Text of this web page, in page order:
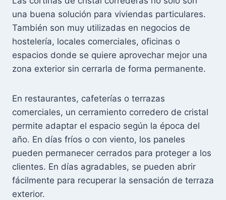
una buena solución para viviendas particulares.
También son muy utilizadas en negocios de
hostelería, locales comerciales, oficinas o
espacios donde se quiere aprovechar mejor una
zona exterior sin cerrarla de forma permanente.
En restaurantes, cafeterías o terrazas
comerciales, un cerramiento corredero de cristal
permite adaptar el espacio según la época del
año. En días fríos o con viento, los paneles
pueden permanecer cerrados para proteger a los
clientes. En días agradables, se pueden abrir
fácilmente para recuperar la sensación de terraza
exterior.